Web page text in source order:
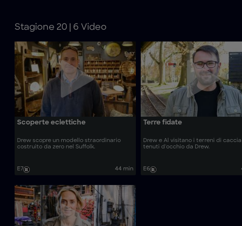
Stagione 20 | 6 Video
Scoperte eclettiche
Drew scopre un modello straordinario
costruito da zero nel Suffolk.
E7 44 min
Terre fidate
Drew e Al visitano i terreni di caccia
tenuti d'occhio da Drew.
E6